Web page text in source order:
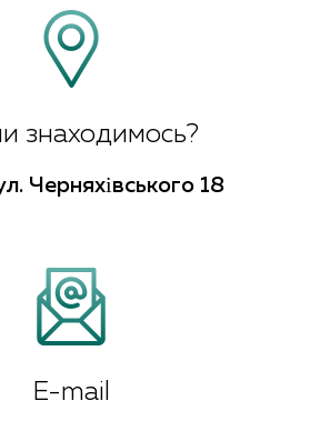
знаходимось?
Черняхівського 18
E-mail